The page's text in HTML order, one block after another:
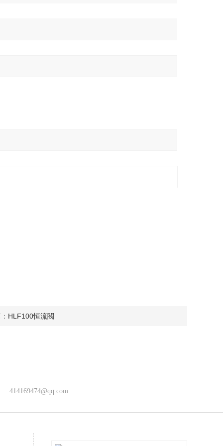
HLF100恒流閥
414169474@qq.com